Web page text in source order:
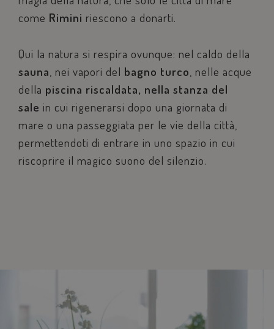
come Rimini riescono a donarti.
Qui la natura si respira ovunque: nel caldo della
sauna, nei vapori del bagno turco, nelle acque
della piscina riscaldata, nella stanza del
sale in cui rigenerarsi dopo una giornata di
mare o una passeggiata per le vie della città,
permettendoti di entrare in uno spazio in cui
riscoprire il magico suono del silenzio.